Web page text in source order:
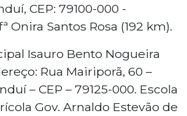
CEP: 79100-000 -
Onira Santos Rosa (192 km).
Isauro Bento Nogueira
Rua Mairiporã, 60 –
– CEP – 79125-000. Escola
Gov. Arnaldo Estevão de